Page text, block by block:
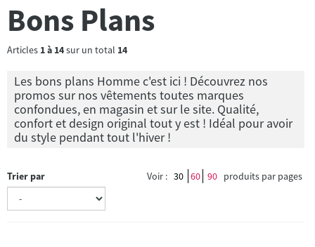
Bons Plans
Articles 1à 14sur un total 14
Les bons plans Homme c'est ici ! Découvrez nos
promos sur nos vêtements toutes marques
confondues, en magasin et sur le site. Qualité,
confort et design original tout y est ! Idéal pour avoir
du style pendant tout l'hiver !
Trier par Voir : 30 60 90 produits par pages